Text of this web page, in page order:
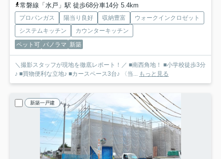
常磐線「水戸」駅 徒歩68分車14分 5.4km
プロパンガス 陽当り良好 収納豊富
ウォークインクロゼット
システムキッチン
カウンターキッチン
ペット可 パノラマ 新築
＼撮影スタッフが現地を徹底レポート！／ ■南西角地！ ■小学校徒歩3分
♪ ■買物便利な立地♪ ■カースペース3台♪ 〈当... もっと見る
新築一戸建